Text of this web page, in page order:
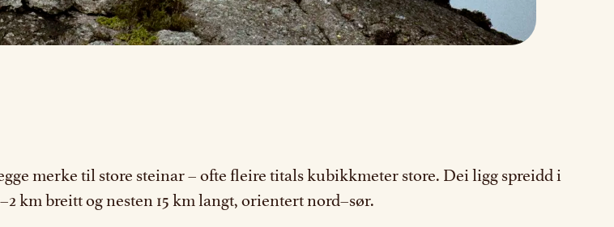
merke til store steinar – ofte fleire titals kubikkmeter store. Dei ligg spreidd i
km breitt og nesten 15 km langt, orientert nord–sør.